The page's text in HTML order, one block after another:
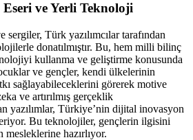
Eseri ve Yerli Teknoloji
Türk yazılımcılar tarafından
donatılmıştır. Bu, hem milli bilinç
kullanma ve geliştirme konusunda
ve gençler, kendi ülkelerinin
sağlayabileceklerini görerek motive
ve artırılmış gerçeklik
yazılımlar, Türkiye’nin dijital inovasyon
Bu teknolojiler, gençlerin ilgisini
mesleklerine hazırlıyor.